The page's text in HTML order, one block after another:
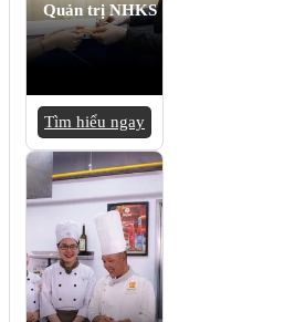
Quản trị NHKS
Tìm hiểu ngay